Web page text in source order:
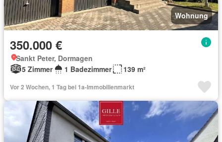
Wohnung
350.000 €
Sankt Peter, Dormagen
5 Zimmer
1 Badezimmer 139 m²
Vor 2 Wochen, 1 Tag bei 1a-Immobilienmarkt